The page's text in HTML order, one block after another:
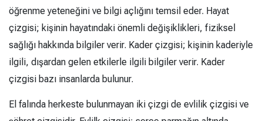
öğrenme yeteneğini ve bilgi açlığını temsil eder. Hayat
çizgisi; kişinin hayatındaki önemli değişiklikleri, fiziksel
sağlığı hakkında bilgiler verir. Kader çizgisi; kişinin kaderiyle
ilgili, dışardan gelen etkilerle ilgili bilgiler verir. Kader
çizgisi bazı insanlarda bulunur.
El falında herkeste bulunmayan iki çizgi de evlilik çizgisi ve